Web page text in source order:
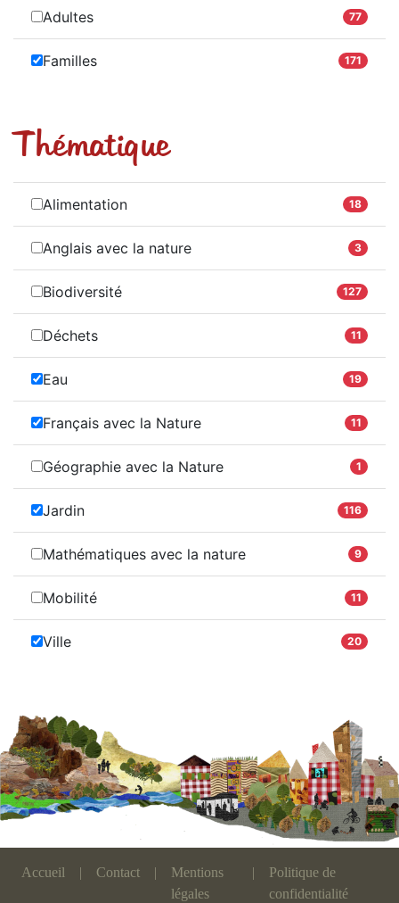
Adultes 77
Familles 171
Thématique
Alimentation 18
Anglais avec la nature 3
Biodiversité 127
Déchets 11
Eau 19
Français avec la Nature 11
Géographie avec la Nature 1
Jardin 116
Mathématiques avec la nature 9
Mobilité 11
Ville 20
Accueil | Contact |
Mentions
légales
|
Politique de
confidentialité